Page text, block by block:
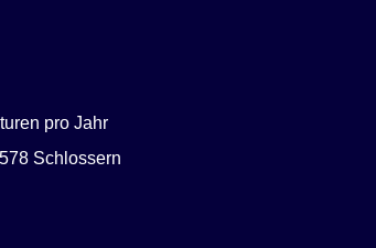
pro Jahr
Schlossern